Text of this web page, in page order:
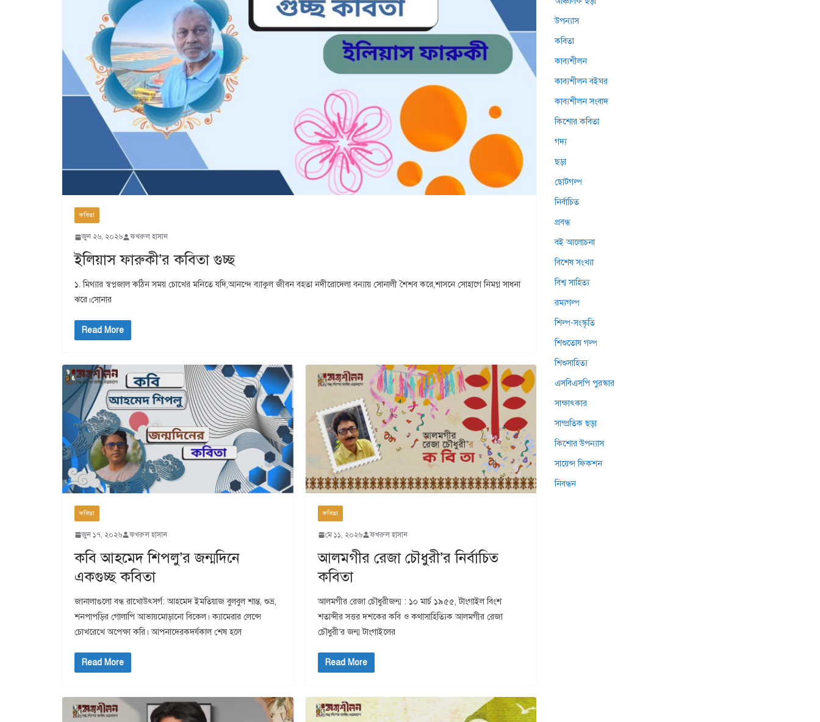
কবিতা
জুন ২৬, ২০২৬ ফখরুল হাসান
ইলিয়াস ফারুকী’র কবিতা গুচ্ছ
১. মিথ্যার স্বপ্নজাল কঠিন সময় চোখের মনিতে যদি,আনন্দে ব্যাকুল জীবন বহতা নদীরোদেলা বন্যায় সোনালী শৈশব করে,শাসনে সোহাগে নিমগ্ন সাধনা
ঝরে।সোনার
Read More
কবিতা
জুন ১৭, ২০২৬ ফখরুল হাসান
কবি আহমেদ শিপলু’র জন্মদিনে
একগুচ্ছ কবিতা
জানালাগুলো বন্ধ রাখোউৎসর্গ: আহমেদ ইমতিয়াজ বুলবুল শান্ত, শুভ্র,
শনপাপড়ির গোলাপি আভায়মোড়ানো বিকেল। ক্যামেরার লেন্সে
চোখরেখে অপেক্ষা করি। আপনাদেরকদর্যকাল শেষ হলে
Read More
কবিতা
মে ১১, ২০২৬ ফখরুল হাসান
আলমগীর রেজা চৌধুরী’র নির্বাচিত
কবিতা
আলমগীর রেজা চৌধুরীজন্ম : ১০ মার্চ ১৯৫৫, টাংগাইল বিংশ
শতাব্দীর সত্তর দশকের কবি ও কথাসাহিত্যিক আলমগীর রেজা
চৌধুরী’র জন্ম টাংগাইলের
Read More
উপন্যাস
কবিতা
কাব্যশীলন
কাব্যশীলন বইঘর
কাব্যশীলন সংবাদ
কিশোর কবিতা
গদ্য
ছড়া
ছোটগল্প
নির্বাচিত
প্রবন্ধ
বই আলোচনা
বিশেষ সংখ্যা
বিশ্ব সাহিত্য
রম্যগল্প
শিল্প-সংস্কৃতি
শিশুতোষ গল্প
শিশুসাহিত্য
এসবিএসপি পুরস্কার
সাক্ষাৎকার
সাম্প্রতিক ছড়া
কিশোর উপন্যাস
সায়েন্স ফিকশন
নিবন্ধন